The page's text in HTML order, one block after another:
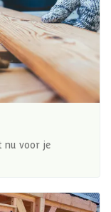
nu voor je